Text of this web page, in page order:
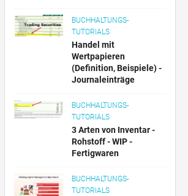
BUCHHALTUNGS-
TUTORIALS
Handel mit
Wertpapieren
(Definition, Beispiele) -
Journaleinträge
BUCHHALTUNGS-
TUTORIALS
3 Arten von Inventar -
Rohstoff - WIP -
Fertigwaren
BUCHHALTUNGS-
TUTORIALS